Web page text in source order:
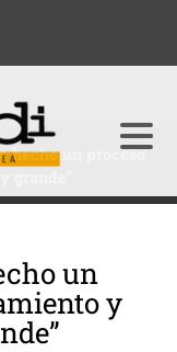
hecho un proceso
un
y